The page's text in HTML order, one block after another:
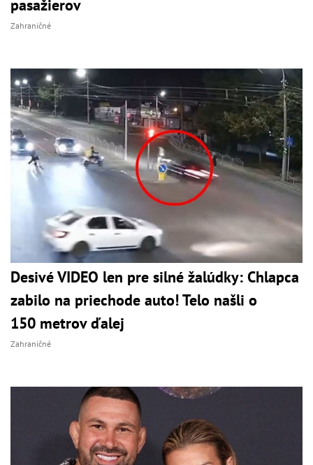
pasažierov
Zahraničné
Desivé VIDEO len pre silné žalúdky: Chlapca
zabilo na priechode auto! Telo našli o
150 metrov ďalej
Zahraničné